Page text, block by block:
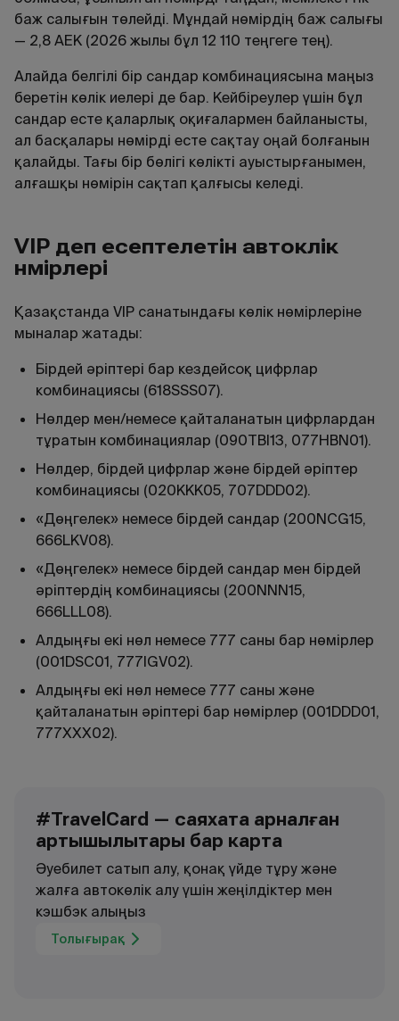
баж салығын төлейді. Мұндай нөмірдің баж салығы
— 2,8 АЕК (2026 жылы бұл 12 110 теңгеге тең).
Алайда белгілі бір сандар комбинациясына маңыз
беретін көлік иелері де бар. Кейбіреулер үшін бұл
сандар есте қаларлық оқиғалармен байланысты,
ал басқалары нөмірді есте сақтау оңай болғанын
қалайды. Тағы бір бөлігі көлікті ауыстырғанымен,
алғашқы нөмірін сақтап қалғысы келеді.
VIP деп есептелетін автокөлік
нөмірлері
Қазақстанда VIP санатындағы көлік нөмірлеріне
мыналар жатады:
Бірдей әріптері бар кездейсоқ цифрлар
комбинациясы (618SSS07).
Нөлдер мен/немесе қайталанатын цифрлардан
тұратын комбинациялар (090TBI13, 077HBN01).
Нөлдер, бірдей цифрлар және бірдей әріптер
комбинациясы (020KKK05, 707DDD02).
«Дөңгелек» немесе бірдей сандар (200NCG15,
666LKV08).
«Дөңгелек» немесе бірдей сандар мен бірдей
әріптердің комбинациясы (200NNN15,
666LLL08).
Алдыңғы екі нөл немесе 777 саны бар нөмірлер
(001DSC01, 777IGV02).
Алдыңғы екі нөл немесе 777 саны және
қайталанатын әріптері бар нөмірлер (001DDD01,
777XXX02).
#TravelCard — саяхатқа арналған
артықшылықтары бар карта
Әуебилет сатып алу, қонақ үйде тұру және
жалға автокөлік алу үшін жеңілдіктер мен
кэшбэк алыңыз
Толығырақ